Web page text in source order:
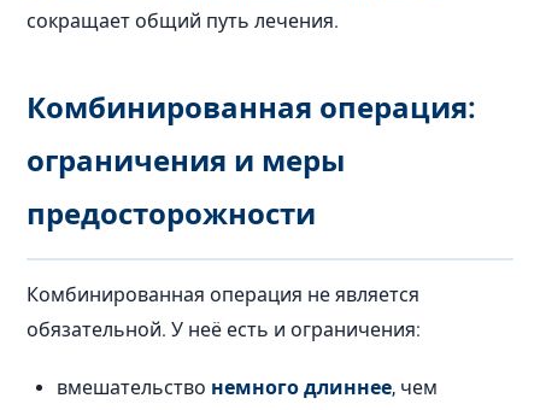
сокращает общий путь лечения.
Комбинированная операция:
ограничения и меры
предосторожности
Комбинированная операция не является
обязательной. У неё есть и ограничения:
вмешательство немного длиннее, чем